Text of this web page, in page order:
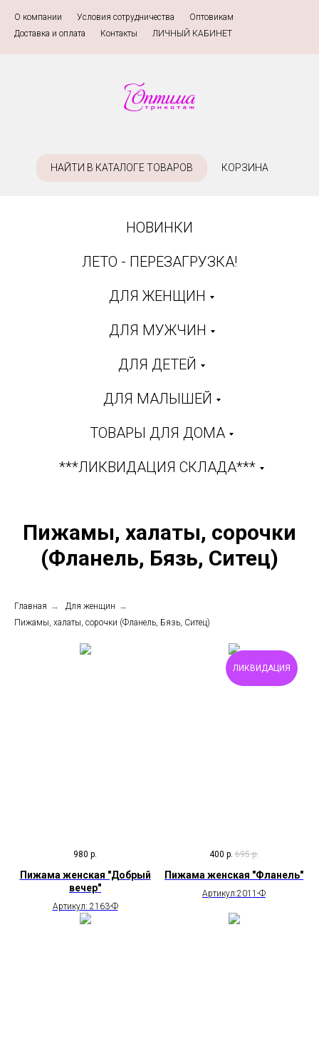
О компании Условия сотрудничества Оптовикам
Доставка и оплата
Контакты ЛИЧНЫЙ КАБИНЕТ
НАЙТИ В КАТАЛОГЕ ТОВАРОВ КОРЗИНА
НОВИНКИ
ЛЕТО - ПЕРЕЗАГРУЗКА!
ДЛЯ ЖЕНЩИН
ДЛЯ МУЖЧИН
ДЛЯ ДЕТЕЙ
ДЛЯ МАЛЫШЕЙ
ТОВАРЫ ДЛЯ ДОМА
***ЛИКВИДАЦИЯ СКЛАДА***
Пижамы, халаты, сорочки
(Фланель, Бязь, Ситец)
Главная → Для женщин →
Пижамы, халаты, сорочки (Фланель, Бязь, Ситец)
980 р.
Пижама женская "Добрый
вечер"
Артикул: 2163-Ф
ЛИКВИДАЦИЯ
400 р. 695 р.
Пижама женская "Фланель"
Артикул:2011-Ф